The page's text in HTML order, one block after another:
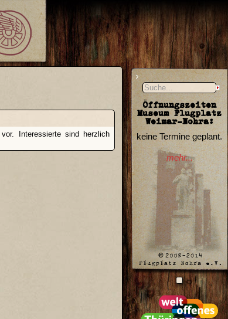
Öffnungszeiten
Museum Flugplatz
Weimar-Nohra:
keine Termine geplant.
mehr...
Interessierte sind herzlich